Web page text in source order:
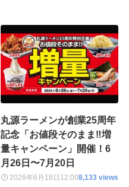
丸源ラーメンが創業25周年
記念「お値段そのまま‼︎増
量キャンペーン」開催！6
月26日〜7月20日
2026年6月18日 12:008,133 views